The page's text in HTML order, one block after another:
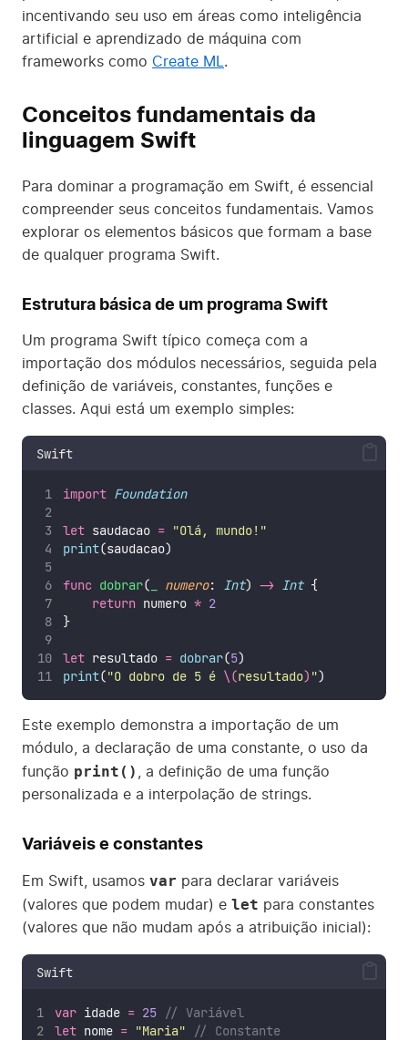
incentivando seu uso em áreas como inteligência
artificial e aprendizado de máquina com
frameworks como Create ML .
Conceitos fundamentais da
linguagem Swift
Para dominar a programação em Swift, é essencial
compreender seus conceitos fundamentais. Vamos
explorar os elementos básicos que formam a base
de qualquer programa Swift.
Estrutura básica de um programa Swift
Um programa Swift típico começa com a
importação dos módulos necessários, seguida pela
definição de variáveis, constantes, funções e
classes. Aqui está um exemplo simples:
Swift
import Foundation
let saudacao = "Olá, mundo! "
print(saudacao)
func dobrar( numero: Int) -> Int {
return numero * 2
}
let resultado = dobrar(5)
print("O dobro de 5 é \(resultado) ")
Este exemplo demonstra a importação de um
módulo, a declaração de uma constante, o uso da
função print()
, a definição de uma função
personalizada e a interpolação de strings.
Variáveis e constantes
Em Swift, usamos var para declarar variáveis
(valores que podem mudar) e let para constantes
(valores que não mudam após a atribuição inicial):
Swift
var idade = 25 // Variável
let nome = "Maria" // Constante